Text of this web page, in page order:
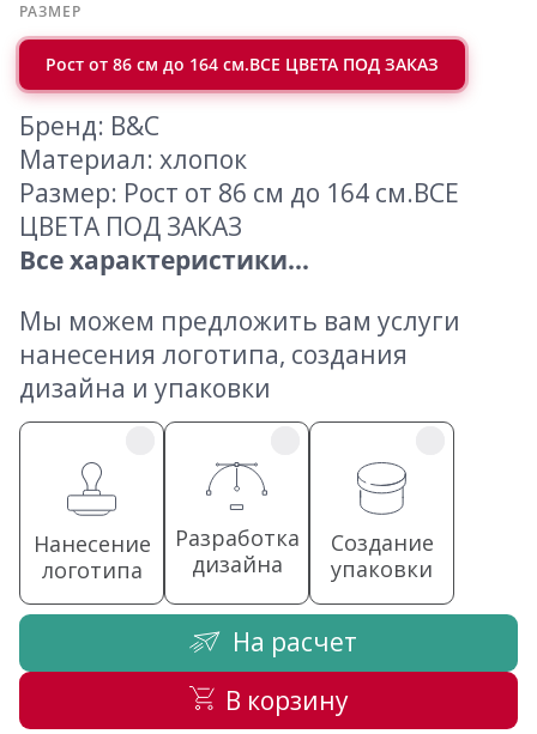
РАЗМЕР
Рост от 86 см до 164 см.ВСЕ ЦВЕТА ПОД ЗАКАЗ
Бренд: B&C
Материал: хлопок
Размер: Рост от 86 см до 164 см.ВСЕ
ЦВЕТА ПОД ЗАКАЗ
Все характеристики...
Мы можем предложить вам услуги
нанесения логотипа, создания
дизайна и упаковки
Нанесение
логотипа
Разработка
дизайна
Создание
упаковки
На расчет
В корзину